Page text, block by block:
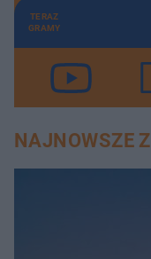
TERAZ
GRAMY
NAJNOWSZE